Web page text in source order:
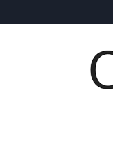
do